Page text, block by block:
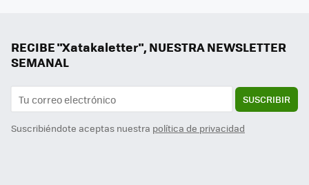
RECIBE "Xatakaletter", NUESTRA NEWSLETTER
SEMANAL
SUSCRIBIR
Suscribiéndote aceptas nuestra política de privacidad